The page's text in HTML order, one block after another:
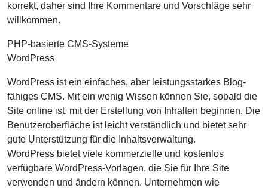
korrekt, daher sind Ihre Kommentare und Vorschläge sehr
willkommen.
PHP-basierte CMS-Systeme
WordPress
WordPress ist ein einfaches, aber leistungsstarkes Blog-
fähiges CMS. Mit ein wenig Wissen können Sie, sobald die
Site online ist, mit der Erstellung von Inhalten beginnen. Die
Benutzeroberfläche ist leicht verständlich und bietet sehr
gute Unterstützung für die Inhaltsverwaltung.
WordPress bietet viele kommerzielle und kostenlos
verfügbare WordPress-Vorlagen, die Sie für Ihre Site
verwenden und ändern können. Unternehmen wie